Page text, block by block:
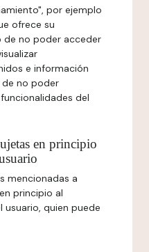
por ejemplo
ofrece su
de no poder acceder
e información
de no poder
del
en principio
mencionadas a
principio al
quien puede